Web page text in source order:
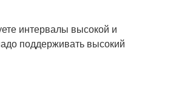
интервалы высокой и
поддерживать высокий